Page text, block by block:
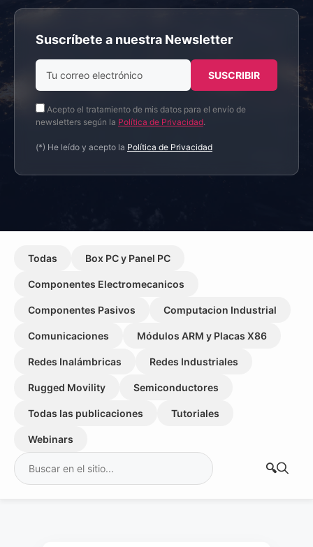
Suscríbete a nuestra Newsletter
Acepto el tratamiento de mis datos para el envío de
newsletters según la Política de Privacidad.
(*) He leído y acepto la Política de Privacidad
Todas Box PC y Panel PC
Componentes Electromecanicos
Componentes Pasivos Computacion Industrial
Comunicaciones Módulos ARM y Placas X86
Redes Inalámbricas Redes Industriales
Rugged Movility Semiconductores
Todas las publicaciones Tutoriales
Webinars
Buscar: